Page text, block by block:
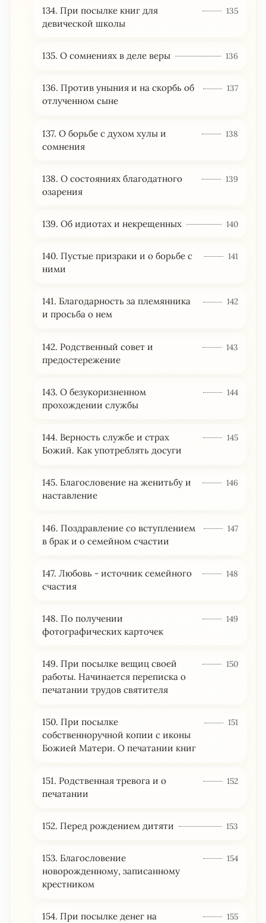
134. При посылке книг для
девической школы
135
135. О сомнениях в деле веры 136
136. Против уныния и на скорбь об
отлученном сыне
137
137. О борьбе с духом хулы и
сомнения
138
138. О состояниях благодатного
озарения
139
139. Об идиотах и некрещенных 140
140. Пустые призраки и о борьбе с
ними
141
141. Благодарность за племянника
и просьба о нем
142
142. Родственный совет и
предостережение
143
143. О безукоризненном
прохождении службы
144
144. Верность службе и страх
Божий. Как употреблять досуги
145
145. Благословение на женитьбу и
наставление
146
146. Поздравление со вступлением
в брак и о семейном счастии
147
147. Любовь - источник семейного
счастия
148
148. По получении
фотографических карточек
149
149. При посылке вещиц своей
работы. Начинается переписка о
печатании трудов святителя
150
150. При посылке
собственноручной копии с иконы
Божией Матери. О печатании книг
151
151. Родственная тревога и о
печатании
152
152. Перед рождением дитяти 153
153. Благословение
новорожденному, записанному
крестником
154
154. При посылке денег на
155